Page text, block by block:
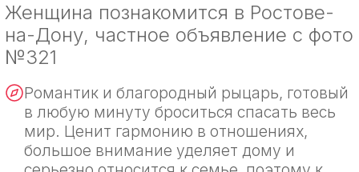
Женщина познакомится в Ростове-
на-Дону, частное объявление с фото
№321
Романтик и благородный рыцарь, готовый
в любую минуту броситься спасать весь
мир. Ценит гармонию в отношениях,
большое внимание уделяет дому и